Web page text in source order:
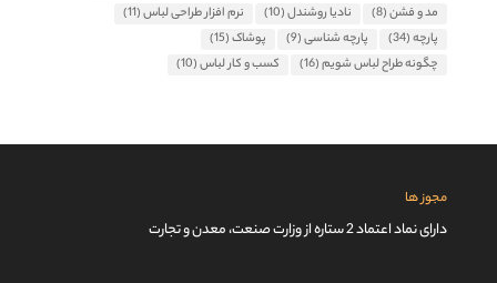
مد و فشن(8) نادیا روشندل(10) نرم افزار طراحی لباس(11)
پارچه(34) پارچه شناسی(9) پوشاک(15)
چگونه طراح لباس شویم(16) کسب و کار لباس(10)
مجوز ها
دارای نماد اعتماد 2 ستاره از وزارت صنعت، معدن و تجارت